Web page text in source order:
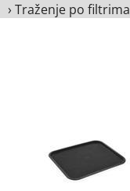
› Traženje po filtrima